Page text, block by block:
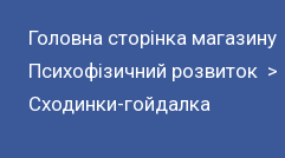
Головна сторінка магазину
Психофізичний розвиток
Сходинки-гойдалка